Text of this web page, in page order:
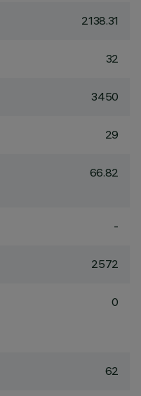
2138.31
32
3450
29
66.82
-
2572
0
62